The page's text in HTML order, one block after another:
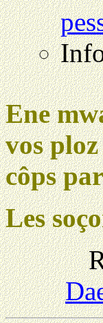
Ene
vos
côps
Les